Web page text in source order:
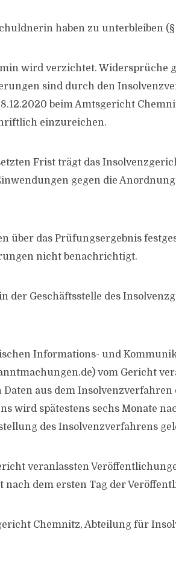
haben zu unterbleiben (§
wird verzichtet. Widersprüche
sind durch den
beim Amtsgericht
einzureichen.
Frist trägt das
gegen die
über das Prüfungsergebnis
nicht benachrichtigt.
der Geschäftsstelle des
Informations- und
vom Gericht
Daten aus dem
wird spätestens sechs Monate
des Insolvenzverfahrens
veranlassten
nach dem ersten Tag der
Chemnitz, Abteilung für